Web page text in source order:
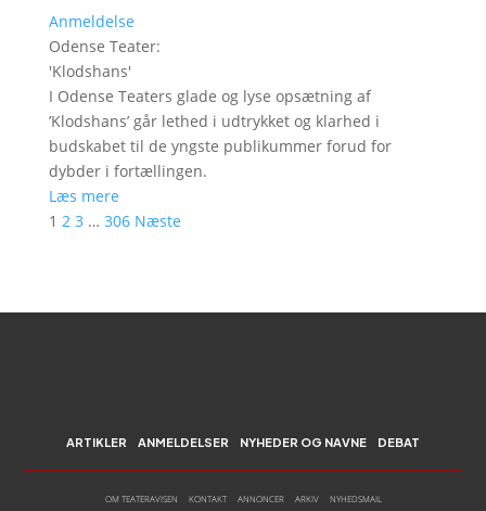
Anmeldelse
Odense Teater:
'Klodshans'
I Odense Teaters glade og lyse opsætning af
’Klodshans’ går lethed i udtrykket og klarhed i
budskabet til de yngste publikummer forud for
dybder i fortællingen.
Læs mere
1 2 3 … 306 Næste
ARTIKLER ANMELDELSER NYHEDER OG NAVNE DEBAT
OM TEATERAVISEN KONTAKT ANNONCER ARKIV NYHEDSMAIL